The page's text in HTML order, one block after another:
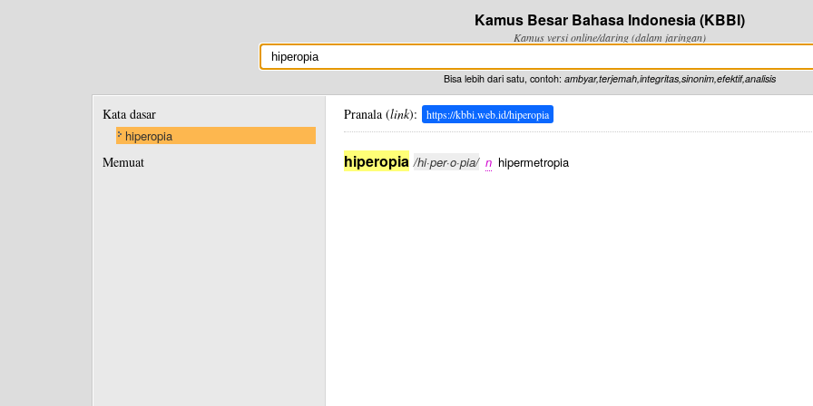
Kamus Besar Bahasa Indonesia (KBBI)
Kamus versi online/daring (dalam jaringan)
Bisa lebih dari satu, contoh: ambyar,terjemah,integritas,sinonim,efektif,analisis
Kata dasar
hiperopia
Memuat
Pranala (link): https://kbbi.web.id/hiperopia
hiperopia /hi·per·o·pia/ n hipermetropia